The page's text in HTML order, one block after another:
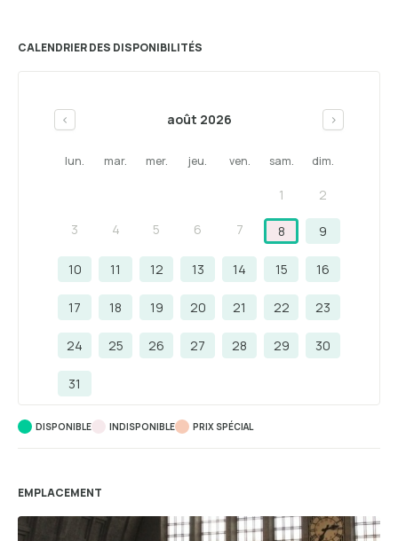
CALENDRIER DES DISPONIBILITÉS
< août 2026 >
lun. mar. mer. jeu. ven. sam. dim.
1 2
3 4 5 6 7 8 9
10 11 12 13 14 15 16
17 18 19 20 21 22 23
24 25 26 27 28 29 30
31
DISPONIBLE INDISPONIBLE PRIX ​​SPÉCIAL
EMPLACEMENT